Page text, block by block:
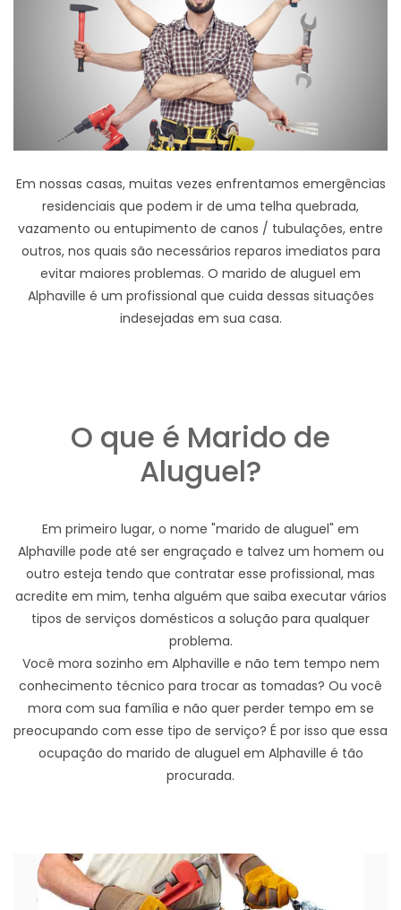
Em nossas casas, muitas vezes enfrentamos emergências
residenciais que podem ir de uma telha quebrada,
vazamento ou entupimento de canos / tubulações, entre
outros, nos quais são necessários reparos imediatos para
evitar maiores problemas. O marido de aluguel em
Alphaville é um profissional que cuida dessas situações
indesejadas em sua casa.
O que é Marido de
Aluguel?
Em primeiro lugar, o nome "marido de aluguel" em
Alphaville pode até ser engraçado e talvez um homem ou
outro esteja tendo que contratar esse profissional, mas
acredite em mim, tenha alguém que saiba executar vários
tipos de serviços domésticos a solução para qualquer
problema.
Você mora sozinho em Alphaville e não tem tempo nem
conhecimento técnico para trocar as tomadas? Ou você
mora com sua família e não quer perder tempo em se
preocupando com esse tipo de serviço? É por isso que essa
ocupação do marido de aluguel em Alphaville é tão
procurada.